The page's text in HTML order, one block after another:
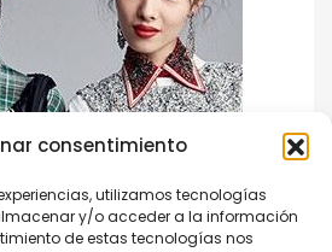
consentimiento
utilizamos tecnologías
y/o acceder a la información
de estas tecnologías nos